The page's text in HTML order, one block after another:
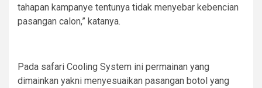
tahapan kampanye tentunya tidak menyebar kebencian
pasangan calon,” katanya.
Pada safari Cooling System ini permainan yang
dimainkan yakni menyesuaikan pasangan botol yang